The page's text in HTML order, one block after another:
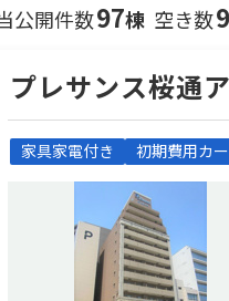
公開件数97棟 空き数
プレサンス桜通
家具家電付き 初期費用カ